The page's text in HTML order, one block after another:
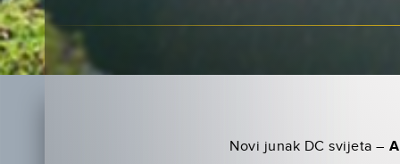
Novi junak DC svijeta –